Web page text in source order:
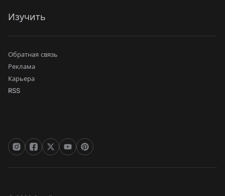
Изучить
Обратная связь
Реклама
Карьера
RSS